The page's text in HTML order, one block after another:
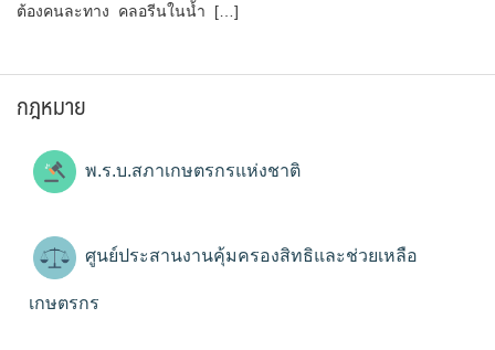
ต้องคนละทาง คลอรีนในน้ำ […]
กฎหมาย
พ.ร.บ.สภาเกษตรกรแห่งชาติ
ศูนย์ประสานงานคุ้มครองสิทธิและช่วยเหลือ
เกษตรกร